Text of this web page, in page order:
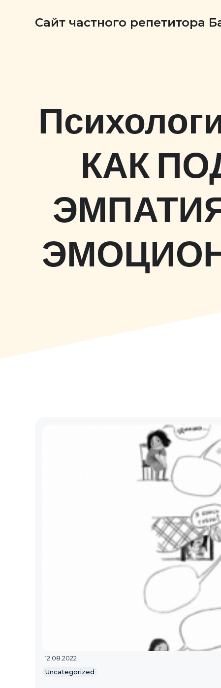
Сайт частного репетитора
КАК
12.08.2022
Uncategorized